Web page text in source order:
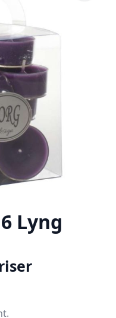
Lyng